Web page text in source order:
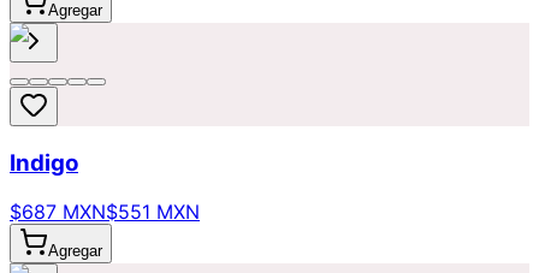
Agregar
Indigo
$687 MXN$551 MXN
Agregar